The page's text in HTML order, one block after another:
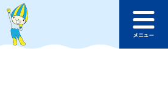
このページの本文へ
ュ